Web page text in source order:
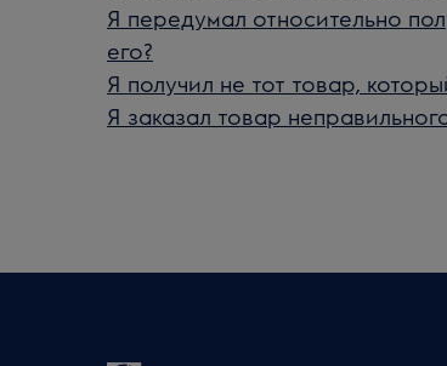
Я передумал относительно
его?
Я получил не тот товар,
Я заказал товар